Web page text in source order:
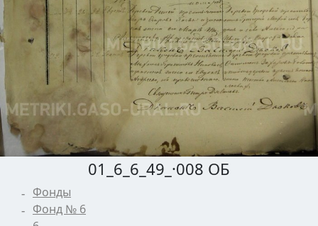
01_6_6_49_·008 ОБ
Фонды
Фонд № 6